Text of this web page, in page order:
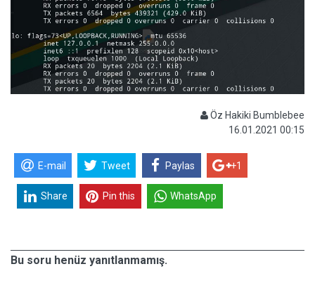
Öz Hakiki Bumblebee
16.01.2021 00:15
E-mail Tweet Paylas +1
Share Pin this WhatsApp
Bu soru henüz yanıtlanmamış.